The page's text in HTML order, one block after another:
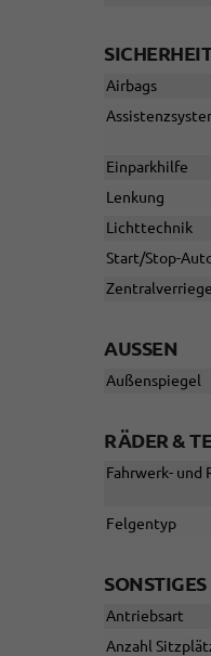
Airbags
Einparkhilfe
Lenkung
Lichttechnik
Start/Stop-
AUSSEN
Außenspiegel
RÄDER &
Fahrwerk- und
Felgentyp
SONSTIGES
Antriebsart
Anzahl